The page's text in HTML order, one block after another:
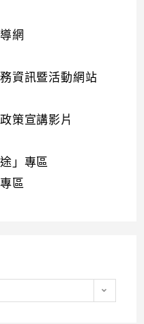
網
資訊暨活動網站
策宣講影片
」專區
區